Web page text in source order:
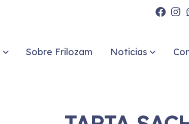
Sobre Frilozam Noticias